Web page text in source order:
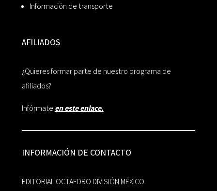
Información de transporte
AFILIADOS
¿Quieres formar parte de nuestro programa de
afiliados?
Infórmate en este enlace.
INFORMACIÓN DE CONTACTO
EDITORIAL OCTAEDRO DIVISIÓN MÉXICO